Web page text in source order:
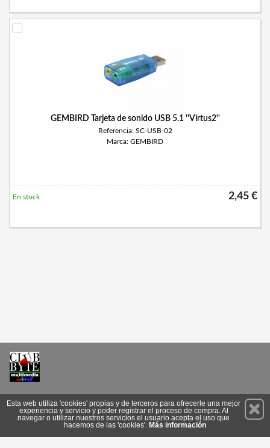
GEMBIRD Tarjeta de sonido USB 5.1 ''Virtus2''
Referencia: SC-USB-02
Marca: GEMBIRD
2,45 €
En stock
Suscríbete
Esta web utiliza 'cookies' propias y de terceros para ofrecerle una mejor
experiencia y servicio y poder registrar el proceso de compra. Al
navegar o utilizar nuestros servicios el usuario acepta el uso que
hacemos de las 'cookies'. Más información